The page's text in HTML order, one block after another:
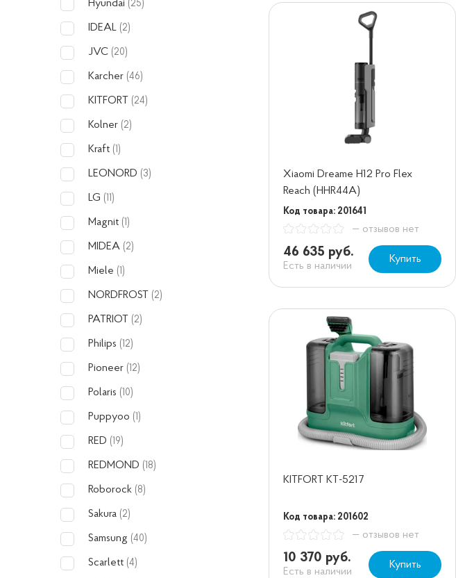
Hyundai (25)
IDEAL (2)
JVC (20)
Karcher (46)
KITFORT (24)
Kolner (2)
Kraft (1)
LEONORD (3)
LG (11)
Magnit (1)
MIDEA (2)
Miele (1)
NORDFROST (2)
PATRIOT (2)
Philips (12)
Pioneer (12)
Polaris (10)
Puppyoo (1)
RED (19)
REDMOND (18)
Roborock (8)
Sakura (2)
Samsung (40)
Scarlett (4)
Xiaomi Dreame H12 Pro Flex
Reach (HHR44A)
Код товара: 201641
— отзывов нет
46 635 руб.
Есть в наличии
Купить
KITFORT KT-5217
Код товара: 201602
— отзывов нет
10 370 руб.
Есть в наличии
Купить